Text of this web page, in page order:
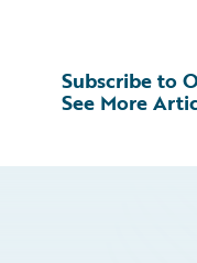
See More
Subscribe to